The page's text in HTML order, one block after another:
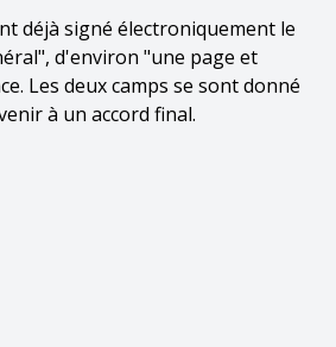
déjà signé électroniquement le
d'environ "une page et
Les deux camps se sont donné
à un accord final.